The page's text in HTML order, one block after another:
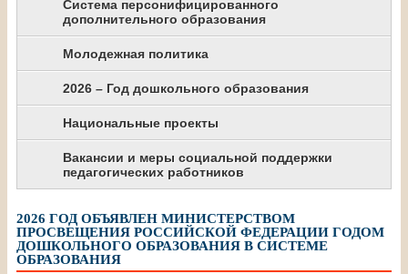
Система персонифицированного
дополнительного образования
Молодежная политика
2026 – Год дошкольного образования
Национальные проекты
Вакансии и меры социальной поддержки
педагогических работников
2026 ГОД ОБЪЯВЛЕН МИНИСТЕРСТВОМ
ПРОСВЕЩЕНИЯ РОССИЙСКОЙ ФЕДЕРАЦИИ ГОДОМ
ДОШКОЛЬНОГО ОБРАЗОВАНИЯ В СИСТЕМЕ
ОБРАЗОВАНИЯ